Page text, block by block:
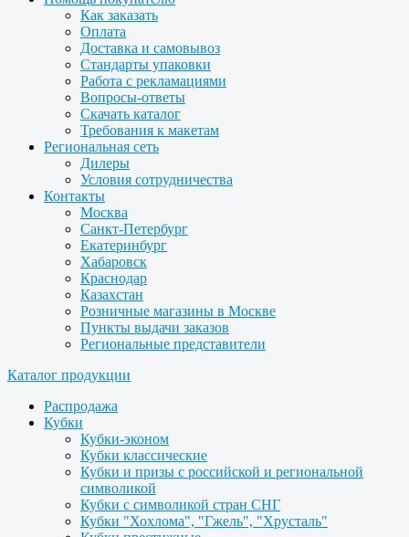
Как заказать
Оплата
Доставка и самовывоз
Стандарты упаковки
Работа с рекламациями
Вопросы-ответы
Скачать каталог
Требования к макетам
Региональная сеть
Дилеры
Условия сотрудничества
Контакты
Москва
Санкт-Петербург
Екатеринбург
Хабаровск
Краснодар
Казахстан
Розничные магазины в Москве
Пункты выдачи заказов
Региональные представители
Каталог продукции
Распродажа
Кубки
Кубки-эконом
Кубки классические
Кубки и призы с российской и региональной
символикой
Кубки с символикой стран СНГ
Кубки "Хохлома", "Гжель", "Хрусталь"